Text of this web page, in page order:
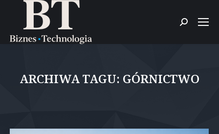
Szukaj:
ARCHIWA TAGU: GÓRNICTWO